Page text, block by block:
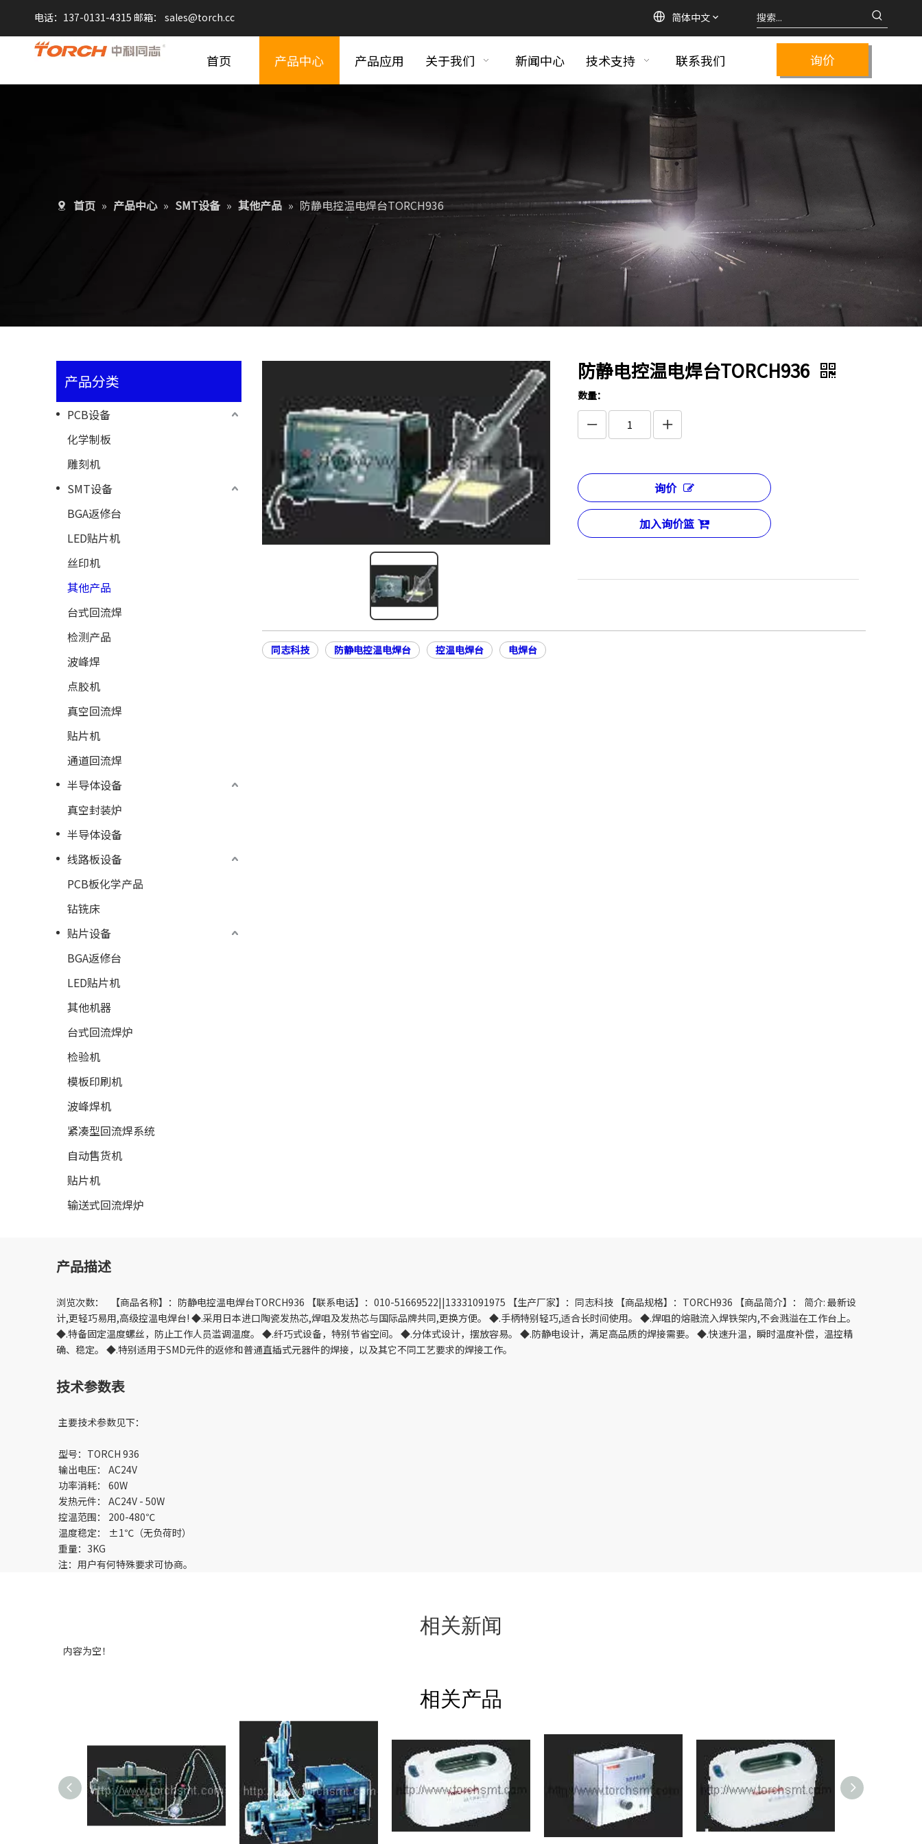
电话：137-0131-4315 邮箱： sales@torch.cc 简体中文
首页 产品中心 产品应用 关于我们 新闻中心 技术支持 联系我们 询价
首页 » 产品中心 » SMT设备 » 其他产品 » 防静电控温电焊台TORCH936
产品分类
PCB设备
化学制板
雕刻机
SMT设备
BGA返修台
LED贴片机
丝印机
其他产品
台式回流焊
检测产品
波峰焊
点胶机
真空回流焊
贴片机
通道回流焊
半导体设备
真空封装炉
半导体设备
线路板设备
PCB板化学产品
钻铣床
贴片设备
BGA返修台
LED贴片机
其他机器
台式回流焊炉
检验机
模板印刷机
波峰焊机
紧凑型回流焊系统
自动售货机
贴片机
输送式回流焊炉
防静电控温电焊台TORCH936
数量：
询价
加入询价篮
同志科技 防静电控温电焊台 控温电焊台 电焊台
产品描述
浏览次数： 【商品名称】：防静电控温电焊台TORCH936 【联系电话】：010-51669522||13331091975 【生产厂家】：同志科技 【商品规格】：TORCH936 【商品简介】： 简介: 最新设
计,更轻巧易用,高级控温电焊台! ◆.采用日本进口陶瓷发热芯,焊咀及发热芯与国际品牌共同,更换方便。 ◆.手柄特别轻巧,适合长时间使用。 ◆.焊咀的熔融流入焊铁架内,不会溅溢在工作台上。
◆.特备固定温度螺丝，防止工作人员滥调温度。 ◆.纤巧式设备，特别节省空间。 ◆.分体式设计，摆放容易。 ◆.防静电设计，满足高品质的焊接需要。 ◆.快速升温，瞬时温度补偿，温控精
确、稳定。 ◆.特别适用于SMD元件的返修和普通直插式元器件的焊接，以及其它不同工艺要求的焊接工作。
技术参数表
主要技术参数见下：
型号：TORCH 936
输出电压： AC24V
功率消耗： 60W
发热元件： AC24V - 50W
控温范围： 200-480℃
温度稳定： ±1℃（无负荷时）
重量：3KG
注：用户有何特殊要求可协商。
相关新闻
内容为空！
相关产品